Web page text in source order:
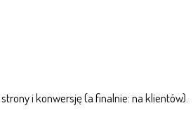
stronyi konwersję (a finalnie: na klientów).